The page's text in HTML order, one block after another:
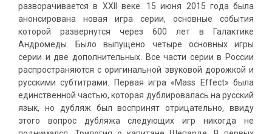
разворачивается в XXII веке. 15 июня 2015 года была
анонсирована новая игра серии, основные события
которой развернутся через 600 лет в Галактике
Андромеды. Было выпущено четыре основных игры
серии и две дополнительных. Все части серии в России
распространяются с оригинальной звуковой дорожкой и
русскими субтитрами. Первая игра «Mass Effect» была
единственной частью, которая дублировалась на русский
язык, но дубляж был воспринят отрицательно, ввиду
этого вопрос дубляжа следующих игр никогда не